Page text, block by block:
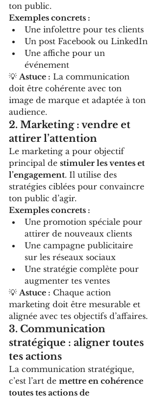
ton public.
Exemples concrets :
Une infolettre pour tes clients
Un post Facebook ou LinkedIn
Une affiche pour un
événement
💡 Astuce : La communication
doit être cohérente avec ton
image de marque et adaptée à ton
audience.
2. Marketing : vendre et
attirer l’attention
Le marketing a pour objectif
principal de stimuler les ventes et
l’engagement. Il utilise des
stratégies ciblées pour convaincre
ton public d’agir.
Exemples concrets :
Une promotion spéciale pour
attirer de nouveaux clients
Une campagne publicitaire
sur les réseaux sociaux
Une stratégie complète pour
augmenter tes ventes
💡 Astuce : Chaque action
marketing doit être mesurable et
alignée avec tes objectifs d’affaires.
3. Communication
stratégique : aligner toutes
tes actions
La communication stratégique,
c’est l’art de mettre en cohérence
toutes tes actions de